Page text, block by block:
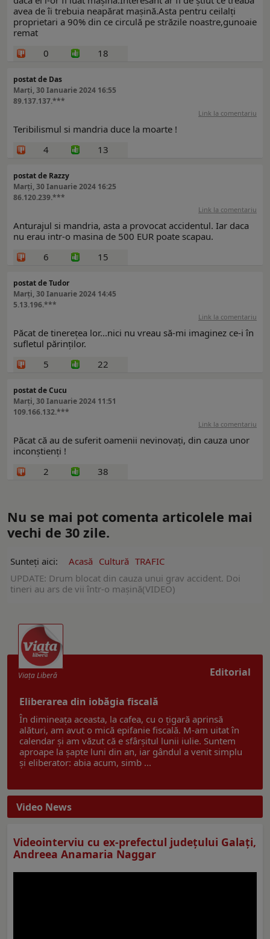
avea de îi trebuia neapărat mașină.Asta pentru ceilalți
proprietari a 90% din ce circulă pe străzile noastre,gunoaie
remat
0
18
postat de Das
Marți, 30 Ianuarie 2024 16:55
89.137.137.***
Link la comentariu
Teribilismul si mandria duce la moarte !
4
13
postat de Razzy
Marți, 30 Ianuarie 2024 16:25
86.120.239.***
Link la comentariu
Anturajul si mandria, asta a provocat accidentul. Iar daca
nu erau intr-o masina de 500 EUR poate scapau.
6
15
postat de Tudor
Marți, 30 Ianuarie 2024 14:45
5.13.196.***
Link la comentariu
Păcat de tinerețea lor...nici nu vreau să-mi imaginez ce-i în
sufletul părinților.
5
22
postat de Cucu
Marți, 30 Ianuarie 2024 11:51
109.166.132.***
Link la comentariu
Păcat că au de suferit oamenii nevinovați, din cauza unor
inconștienți !
2
38
Nu se mai pot comenta articolele mai
vechi de 30 zile.
Sunteți aici: Acasă Cultură TRAFIC
UPDATE: Drum blocat din cauza unui grav accident. Doi
tineri au ars de vii într-o mașină(VIDEO)
Editorial
Viaţa Liberă
Eliberarea din iobăgia fiscală
În dimineața aceasta, la cafea, cu o țigară aprinsă
alături, am avut o mică epifanie fiscală. M-am uitat în
calendar și am văzut că e sfârșitul lunii iulie. Suntem
aproape la șapte luni din an, iar gândul a venit simplu
și eliberator: abia acum, simb ...
Video News
Videointerviu cu ex-prefectul judeţului Galaţi,
Andreea Anamaria Naggar